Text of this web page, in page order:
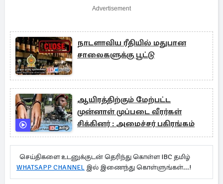
Advertisement
நாடளாவிய ரீதியில் மதுபான
சாலைகளுக்கு பூட்டு
ஆயிரத்திற்கும் மேற்பட்ட
முன்னாள் முப்படை வீரர்கள்
சிக்கினர் : அமைச்சர் பகிரங்கம்
செய்திகளை உடனுக்குடன் தெரிந்து கொள்ள IBC தமிழ்
WHATSAPP CHANNEL இல் இணைந்து கொள்ளுங்கள்...!